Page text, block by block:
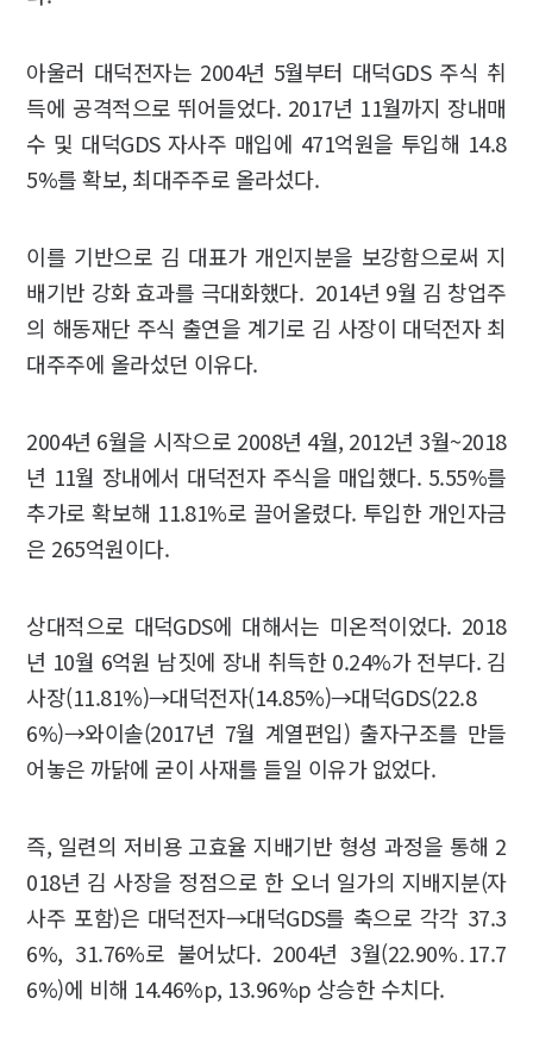
아울러 대덕전자는 2004년 5월부터 대덕GDS 주식 취
득에 공격적으로 뛰어들었다. 2017년 11월까지 장내매
수 및 대덕GDS 자사주 매입에 471억원을 투입해 14.8
5%를 확보, 최대주주로 올라섰다.
이를 기반으로 김 대표가 개인지분을 보강함으로써 지
배기반 강화 효과를 극대화했다. 2014년 9월 김 창업주
의 해동재단 주식 출연을 계기로 김 사장이 대덕전자 최
대주주에 올라섰던 이유다.
2004년 6월을 시작으로 2008년 4월, 2012년 3월~2018
년 11월 장내에서 대덕전자 주식을 매입했다. 5.55%를
추가로 확보해 11.81%로 끌어올렸다. 투입한 개인자금
은 265억원이다.
상대적으로 대덕GDS에 대해서는 미온적이었다. 2018
년 10월 6억원 남짓에 장내 취득한 0.24%가 전부다. 김
사장(11.81%)→대덕전자(14.85%)→대덕GDS(22.8
6%)→와이솔(2017년 7월 계열편입) 출자구조를 만들
어놓은 까닭에 굳이 사재를 들일 이유가 없었다.
즉, 일련의 저비용 고효율 지배기반 형성 과정을 통해 2
018년 김 사장을 정점으로 한 오너 일가의 지배지분(자
사주 포함)은 대덕전자→대덕GDS를 축으로 각각 37.3
6%, 31.76%로 불어났다. 2004년 3월(22.90%․17.7
6%)에 비해 14.46%p, 13.96%p 상승한 수치다.